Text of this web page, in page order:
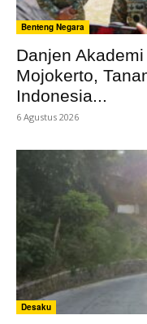
Benteng Negara
Danjen
Mojokerto,
Indonesia...
6 Agustus 2026
Desaku